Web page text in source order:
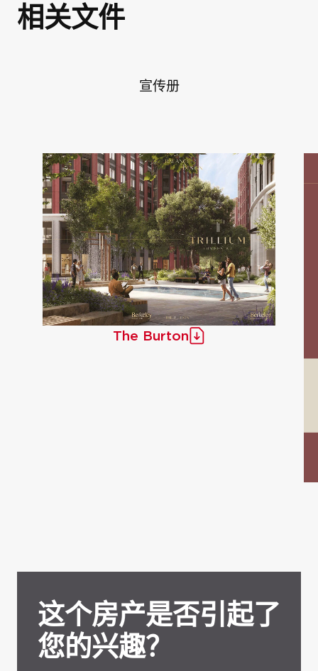
相关文件
宣传册
The Burton
这个房产是否引起了
您的兴趣？